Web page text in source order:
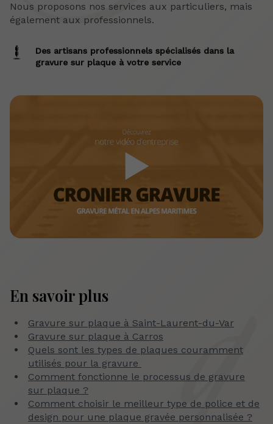
Nous proposons nos services aux particuliers, mais
également aux professionnels.
Des artisans professionnels spécialisés dans la
gravure sur plaque à votre service
▶
En savoir plus
Gravure sur plaque à Saint-Laurent-du-Var
Gravure sur plaque à Carros
Quels sont les types de plaques couramment
utilisés pour la gravure
Comment fonctionne le processus de gravure
sur plaque ?
Comment choisir le meilleur type de police et de
design pour une plaque gravée personnalisée ?